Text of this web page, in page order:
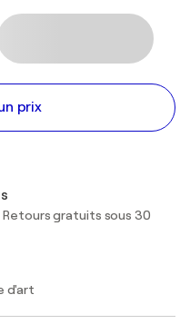
prix
Retours gratuits sous 30
d'art